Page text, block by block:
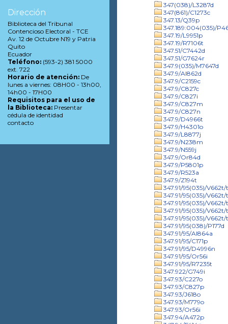
347(038)/L3287d
347(861)/C1273c
347.13/Q39p
347.189:004(035)/
347.19/L9951p
347.19/R7106t
347.51/C7442d
347.51/G7624r
347.9(035)/M7647d
347.9/Al862d
347.9/C2159c
347.9/C827c
347.9/C827i
347.9/C827m
347.9/C827n
347.9/D4966t
347.9/H4301o
347.9/L8877j
347.9/N238m
347.9/N559j
347.9/Or84d
347.9/P5801p
347.9/R523a
347.9/Z194t
347.91/95(035)/V662t/
347.91/95(035)/V662t/
347.91/95(035)/V662t/
347.91/95(035)/
347.91/95(035)/V662t/
347.91/95(038)/P177d
347.91/95/Al864a
347.91/95/C171p
347.91/95/D4996n
347.91/95/Or56i
347.91/95/R7235t
347.922/G749i
347.93/C227o
347.93/C827p
347.93/J618o
347.93/M779o
347.93/Or56i
347.94/A472p
Dirección
Biblioteca del Tribunal
Contencioso Electoral - TCE
Av. 12 de Octubre N19 y Patria
Quito
Ecuador
Teléfono: (593-2) 381 5000
ext. 722
Horario de atención: De
lunes a viernes: 08H00 - 13h00,
14h00 - 17H00
Requisitos para el uso de
la Biblioteca: Presentar
cédula de identidad
contacto